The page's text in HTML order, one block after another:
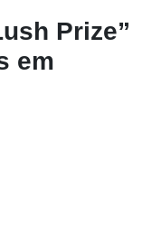
Prize”
em